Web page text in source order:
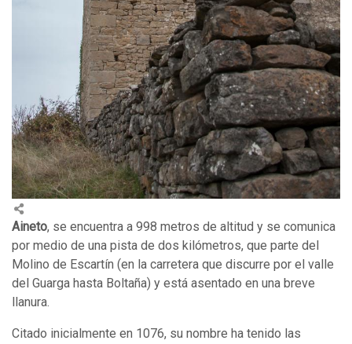
Aineto, se encuentra a 998 metros de altitud y se comunica
por medio de una pista de dos kilómetros, que parte del
Molino de Escartín (en la carretera que discurre por el valle
del Guarga hasta Boltaña) y está asentado en una breve
llanura.
Citado inicialmente en 1076, su nombre ha tenido las